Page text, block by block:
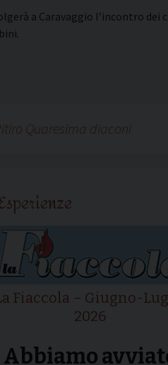
a Caravaggio l’incontro
Quaresima diaconi
Fiaccola – Giugno-
2026
Abbiamo